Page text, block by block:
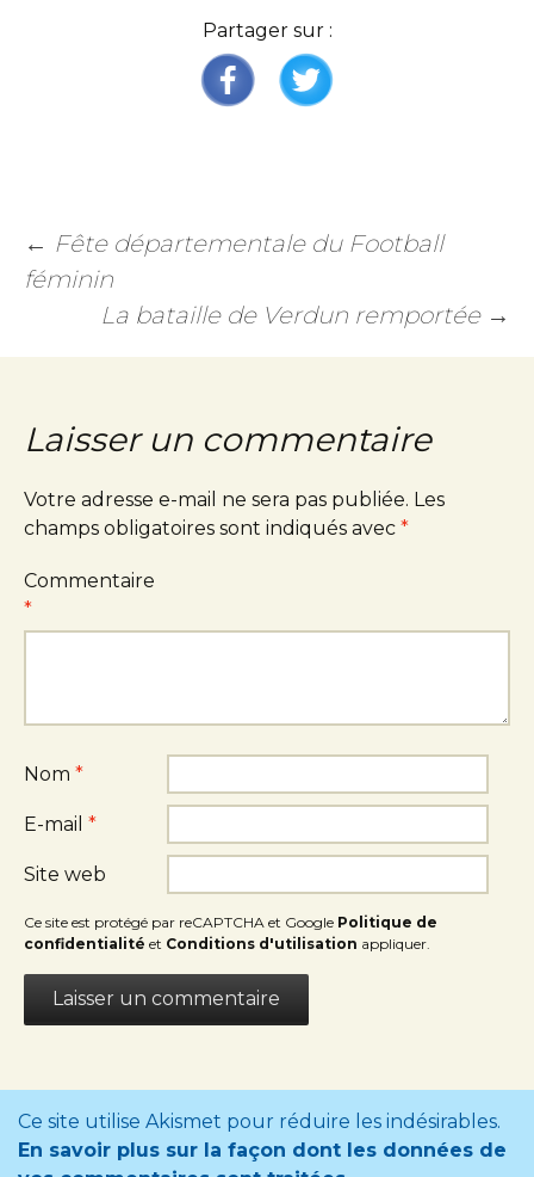
Partager sur :
← Fête départementale du Football
féminin
La bataille de Verdun remportée →
Laisser un commentaire
Votre adresse e-mail ne sera pas publiée. Les
champs obligatoires sont indiqués avec *
Commentaire
*
Nom *
E-mail *
Site web
Ce site est protégé par reCAPTCHA et Google Politique de
confidentialité et Conditions d'utilisation appliquer.
Ce site utilise Akismet pour réduire les indésirables.
En savoir plus sur la façon dont les données de